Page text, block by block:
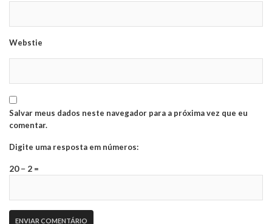
Webstie
Salvar meus dados neste navegador para a próxima vez que eu
comentar.
Digite uma resposta em números:
20 − 2 =